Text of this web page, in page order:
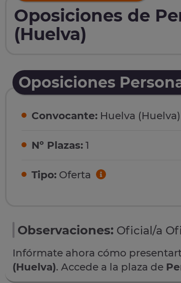
Oposiciones de
(Huelva)
Oposiciones
Convocante: Huelva (Huelva)
Nº Plazas: 1
Tipo: Oferta
Observaciones: Oficial/a
Infórmate ahora cómo
(Huelva). Accede a la plaza de